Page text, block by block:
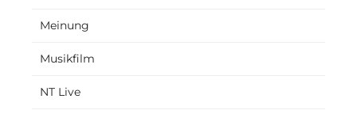
Meinung
Musikfilm
NT Live